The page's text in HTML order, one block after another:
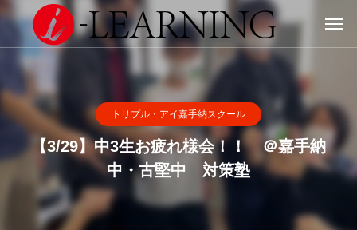
トリプル・アイ嘉手納スクール
【3/29】中3生お疲れ様会！！ ＠嘉手納
中・古堅中 対策塾